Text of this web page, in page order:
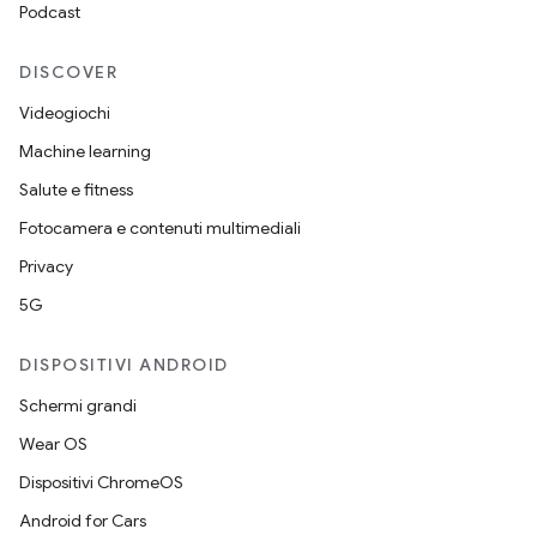
Podcast
DISCOVER
Videogiochi
Machine learning
Salute e fitness
Fotocamera e contenuti multimediali
Privacy
5G
DISPOSITIVI ANDROID
Schermi grandi
Wear OS
Dispositivi ChromeOS
Android for Cars